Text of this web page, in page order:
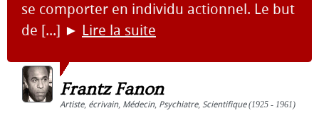
se comporter en individu actionnel. Le but
de [...] ► Lire la suite
Frantz Fanon
Artiste, écrivain, Médecin, Psychiatre, Scientifique(1925 - 1961)